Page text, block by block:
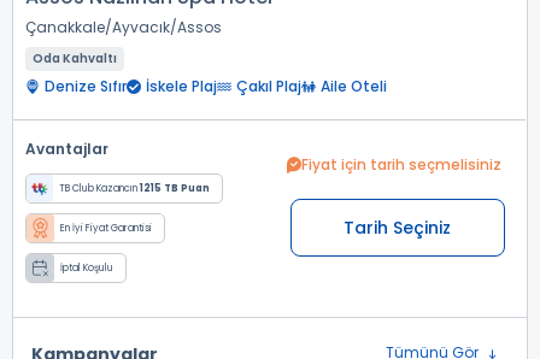
Çanakkale Ayvacık Assos
Oda Kahvaltı
Denize Sıfır İskele Plaj Çakıl Plaj Aile Oteli
Avantajlar
TB Club Kazancın1215 TB Puan
En İyi Fiyat Garantisi
İptal Koşulu
Fiyat için tarih seçmelisiniz
Tarih Seçiniz
Kampanyalar Tümünü Gör